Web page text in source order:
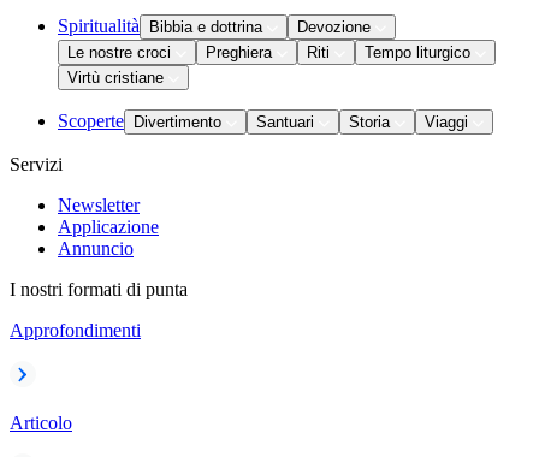
Spiritualità Bibbia e dottrina
Devozione
Le nostre croci
Preghiera Riti
Tempo liturgico
Virtù cristiane
Scoperte Divertimento Santuari Storia Viaggi
Servizi
Newsletter
Applicazione
Annuncio
I nostri formati di punta
Approfondimenti
Articolo